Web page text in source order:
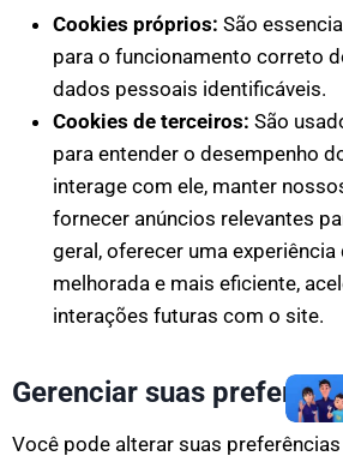
Cookies próprios: São
para o funcionamento correto
dados pessoais identificáveis.
Cookies de terceiros: São
para entender o desempenho
interage com ele, manter
fornecer anúncios relevantes
geral, oferecer uma experiência
melhorada e mais eficiente,
interações futuras com o site.
Gerenciar suas
Você pode alterar suas